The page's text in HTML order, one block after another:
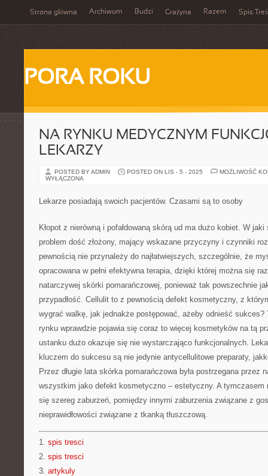
Strona główna Archiwum Budzi Grażyna Razem Spis
PORA ROKU
NA RYNKU MEDYCZNYM
LEKARZY
POSTED BY ADMIN POSTED ON LIS - 5 - 2025
MOŻLIWOŚĆ
WYŁĄCZONA
Lekarze posiadają swoich pacjentów. Czasami są to osoby
Kłopot z nierówną i pofałdowaną skórą ud ma dużo kobiet. W
problem dość złożony, mający wskazane przyczyny i czynniki
pewnością nie przynależy do najłatwiejszych, szczególnie, że
opracowana w pełni efektywna terapia, dzięki której można się
natarczywej skórki pomarańczowej, ponieważ tak powszechnie
przypadłość. Cellulit to z pewnością defekt kosmetyczny, z
wygrać walkę, jak jednakże postępować, ażeby odnieść sukces?
rynku wprawdzie pojawia się coraz to więcej kosmetyków na tą
ustanku dużo okazuje się nie wystarczająco funkcjonalnych.
kluczem do sukcesu są nie jedynie antycellulitowe preparaty,
Przez długie lata skórka pomarańczowa była postrzegana przez
wszystkim jako defekt kosmetyczno – estetyczny. A tymczasem
się szereg zaburzeń, pomiędzy innymi zaburzenia związane z
nieprawidłowości związane z tkanką tłuszczową.
1. spis tresci
2. spis tresci
3. artykuly